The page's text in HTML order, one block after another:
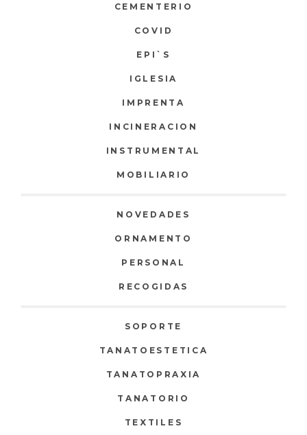
CEMENTERIO
COVID
EPI`S
IGLESIA
IMPRENTA
INCINERACION
INSTRUMENTAL
MOBILIARIO
NOVEDADES
ORNAMENTO
PERSONAL
RECOGIDAS
SOPORTE
TANATOESTETICA
TANATOPRAXIA
TANATORIO
TEXTILES